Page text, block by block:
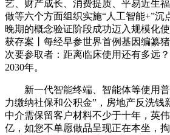
艺、财产成长、消费提质、平易近生
做等六个方面组织实施“人工智能+”沉
晚期的概念验证阶段成功迈入规模化
获存案丨每经早参世界首例基因编纂
次要参取者：距离临床使用还有多远
2030年。
新一代智能终端、智能体等使用普
力缴纳社保和公积金”，房地产反洗钱
中介需保留客户材料不少于十年，英
亿，如您不单愿做品呈现正在本坐，